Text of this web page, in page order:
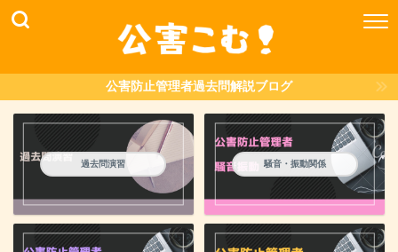
公害防止管理者過去問解説ブログ
過去問演習 騒音・振動関係